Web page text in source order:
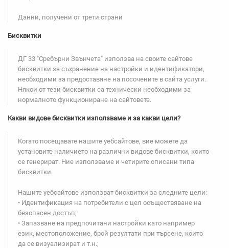
Данни, получени от трети страни
Бисквитки
ДГ 33 "Сребърни Звънчета" използва на своите сайтове
бисквитки за съхранение на настройки и идентификатори,
необходими за предоставяне на посочeните в сайта услуги.
Някои от тези бисквитки са технически необходими за
нормалното функциониране на сайтовете.
Какви видове бисквитки използваме и за какви цели?
Когато посещавате нашите уебсайтове, вие можете да
установите наличието на различни видове бисквитки, които
се генерират. Ние използваме и четирите описани типа
бисквитки.
Нашите уебсайтове използват бисквитки за следните цели:
• Идентификация на потребители с цел осъществяване на
безопасен достъп;
• Запазване на предпочитани настройки като например
език, местоположение, брой резултати при търсене, които
да се визуализират и т.н.;